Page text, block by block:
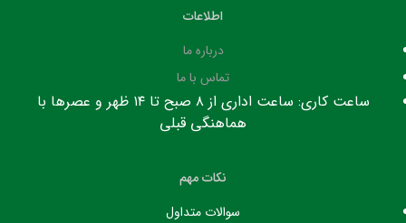
اطلاعات
درباره ما
تماس با ما
ساعت کاری: ساعت اداری از ۸ صبح تا ۱۴ ظهر و عصرها با
هماهنگی قبلی
نکات مهم
سوالات متداول